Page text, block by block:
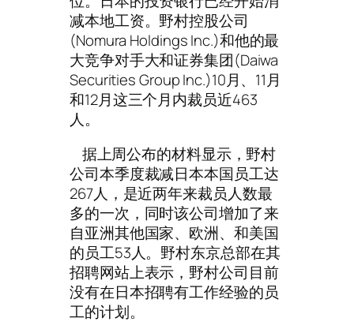
减本地工资。野村控股公司
(Nomura Holdings Inc.)和他的最
大竞争对手大和证券集团(Daiwa
Securities Group Inc.)10月、11月
和12月这三个月内裁员近463
人。
据上周公布的材料显示，野村
公司本季度裁减日本本国员工达
267人，是近两年来裁员人数最
多的一次，同时该公司增加了来
自亚洲其他国家、欧洲、和美国
的员工53人。野村东京总部在其
招聘网站上表示，野村公司目前
没有在日本招聘有工作经验的员
工的计划。